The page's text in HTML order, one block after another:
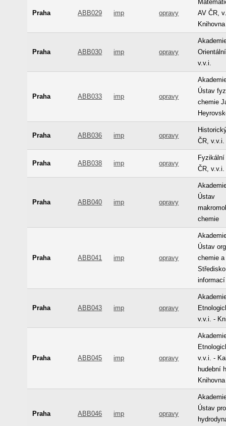
Praha ABB029 imp opravy
AV ČR,
Knihovna
Praha ABB030 imp opravy
v.v.i.
Praha ABB033 imp opravy
Ústav
chemie
Praha ABB036 imp opravy
ČR,
Praha ABB038 imp opravy
ČR,
Praha ABB040 imp opravy
Ústav
chemie
Praha ABB041 imp opravy
Ústav
chemie
informací
Praha ABB043 imp opravy
v.v.i. -
Praha ABB045 imp opravy
v.v.i. -
hudební
Knihovna
Praha ABB046 imp opravy
Ústav pro